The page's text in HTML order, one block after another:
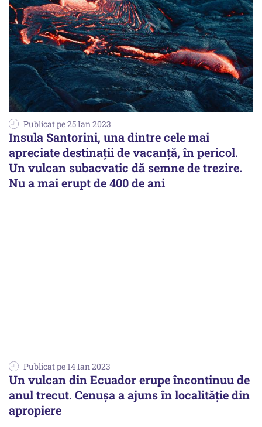
Publicat pe 25 Ian 2023
Insula Santorini, una dintre cele mai
apreciate destinaţii de vacanţă, în pericol.
Un vulcan subacvatic dă semne de trezire.
Nu a mai erupt de 400 de ani
Publicat pe 14 Ian 2023
Un vulcan din Ecuador erupe încontinuu de
anul trecut. Cenuşa a ajuns în localităție din
apropiere